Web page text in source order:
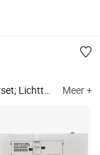
Lichttoren Meer +